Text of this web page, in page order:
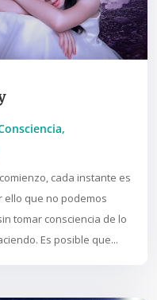
,
cada instante es
ello que no podemos
tomar consciencia de lo
Es posible que...